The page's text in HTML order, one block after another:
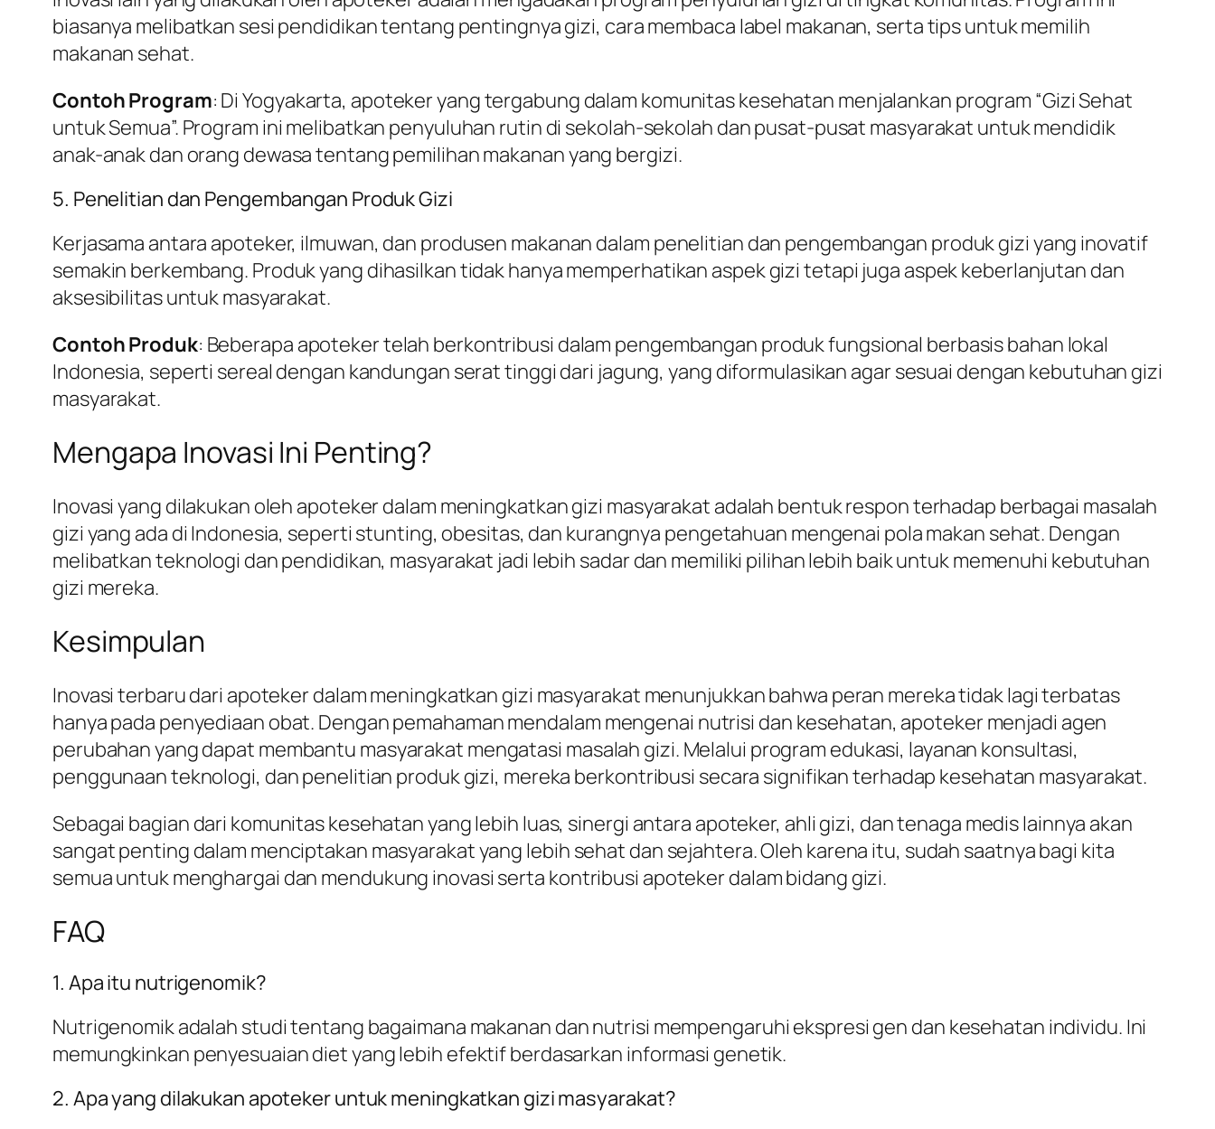
biasanya melibatkan sesi pendidikan tentang pentingnya gizi, cara membaca label makanan, serta tips untuk memilih
makanan sehat.
Contoh Program: Di Yogyakarta, apoteker yang tergabung dalam komunitas kesehatan menjalankan program “Gizi Sehat
untuk Semua”. Program ini melibatkan penyuluhan rutin di sekolah-sekolah dan pusat-pusat masyarakat untuk mendidik
anak-anak dan orang dewasa tentang pemilihan makanan yang bergizi.
5. Penelitian dan Pengembangan Produk Gizi
Kerjasama antara apoteker, ilmuwan, dan produsen makanan dalam penelitian dan pengembangan produk gizi yang inovatif
semakin berkembang. Produk yang dihasilkan tidak hanya memperhatikan aspek gizi tetapi juga aspek keberlanjutan dan
aksesibilitas untuk masyarakat.
Contoh Produk: Beberapa apoteker telah berkontribusi dalam pengembangan produk fungsional berbasis bahan lokal
Indonesia, seperti sereal dengan kandungan serat tinggi dari jagung, yang diformulasikan agar sesuai dengan kebutuhan gizi
masyarakat.
Mengapa Inovasi Ini Penting?
Inovasi yang dilakukan oleh apoteker dalam meningkatkan gizi masyarakat adalah bentuk respon terhadap berbagai masalah
gizi yang ada di Indonesia, seperti stunting, obesitas, dan kurangnya pengetahuan mengenai pola makan sehat. Dengan
melibatkan teknologi dan pendidikan, masyarakat jadi lebih sadar dan memiliki pilihan lebih baik untuk memenuhi kebutuhan
gizi mereka.
Kesimpulan
Inovasi terbaru dari apoteker dalam meningkatkan gizi masyarakat menunjukkan bahwa peran mereka tidak lagi terbatas
hanya pada penyediaan obat. Dengan pemahaman mendalam mengenai nutrisi dan kesehatan, apoteker menjadi agen
perubahan yang dapat membantu masyarakat mengatasi masalah gizi. Melalui program edukasi, layanan konsultasi,
penggunaan teknologi, dan penelitian produk gizi, mereka berkontribusi secara signifikan terhadap kesehatan masyarakat.
Sebagai bagian dari komunitas kesehatan yang lebih luas, sinergi antara apoteker, ahli gizi, dan tenaga medis lainnya akan
sangat penting dalam menciptakan masyarakat yang lebih sehat dan sejahtera. Oleh karena itu, sudah saatnya bagi kita
semua untuk menghargai dan mendukung inovasi serta kontribusi apoteker dalam bidang gizi.
FAQ
1. Apa itu nutrigenomik?
Nutrigenomik adalah studi tentang bagaimana makanan dan nutrisi mempengaruhi ekspresi gen dan kesehatan individu. Ini
memungkinkan penyesuaian diet yang lebih efektif berdasarkan informasi genetik.
2. Apa yang dilakukan apoteker untuk meningkatkan gizi masyarakat?